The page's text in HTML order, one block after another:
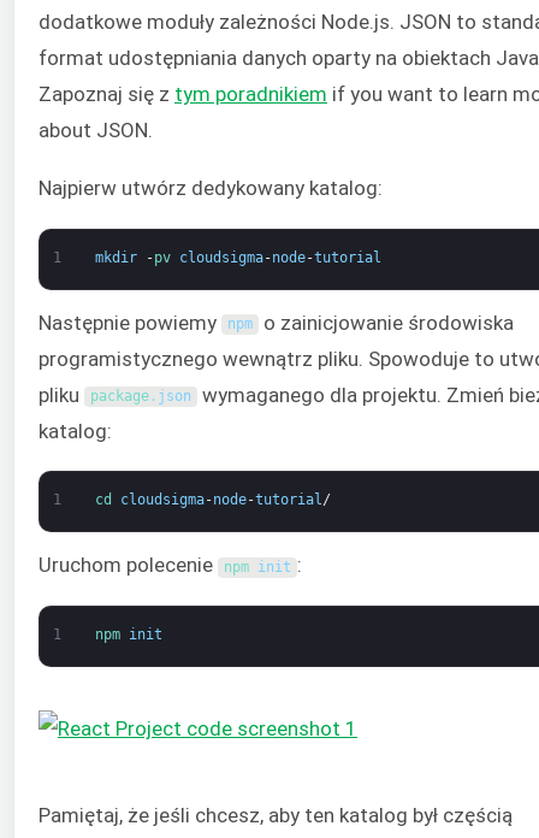
dodatkowe moduły zależności Node.js. JSON to
format udostępniania danych oparty na obiektach
Zapoznaj się z tym poradnikiem if you want to learn
about JSON.
Najpierw utwórz dedykowany katalog:
1 mkdir -pv cloudsigma-node-tutorial
Następnie powiemy npm o zainicjowanie środowiska
programistycznego wewnątrz pliku. Spowoduje to
pliku
package. json wymaganego dla projektu. Zmień
katalog:
1 cd cloudsigma-node-tutorial/
Uruchom polecenie npm init :
1 npm init
Pamiętaj, że jeśli chcesz, aby ten katalog był częścią